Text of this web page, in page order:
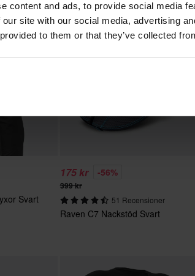
content and ads, to provide social media
site with our social media, advertising
to them or that they’ve collected
Svart
Superpris!
175 kr -56%
399 kr
51 Recensioner
Raven C7 Nackstöd Svart